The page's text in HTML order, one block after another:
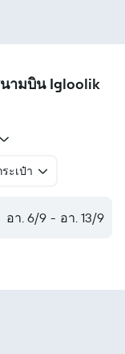
ามบิน Igloolik
ะเป๋า
อา. 6/9 - อา. 13/9